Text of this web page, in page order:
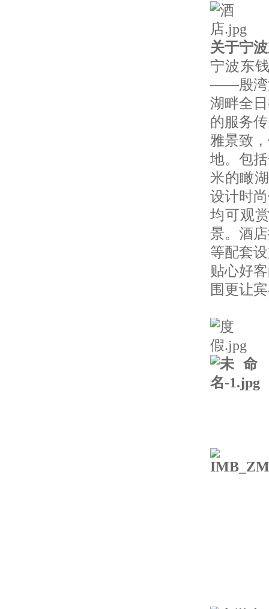
关于宁
宁波东
——殷湾
湖畔全
的服务
雅景致
地。包
米的瞰
设计时
均可观
景。酒
等配套
贴心好
围更让